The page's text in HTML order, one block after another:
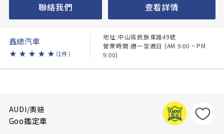
聯絡我們 查看詳情
鑫總汽車
★ ★ ★ ★ ★ （1件）
地址:中山區民族東路49號
營業時間:週一至週日 (AM 9:00 ~ PM
9:00)
AUDI/奧迪
Goo鑑定車